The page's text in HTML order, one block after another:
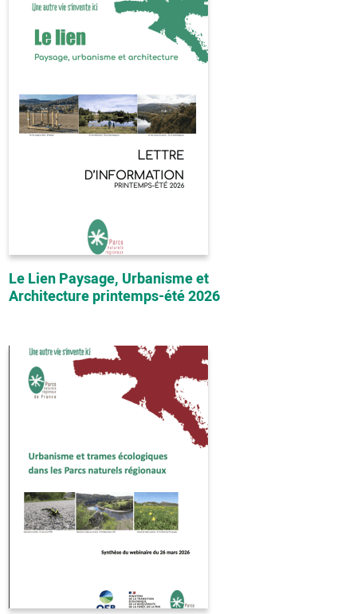
Le Lien Paysage, Urbanisme et
Architecture printemps-été 2026